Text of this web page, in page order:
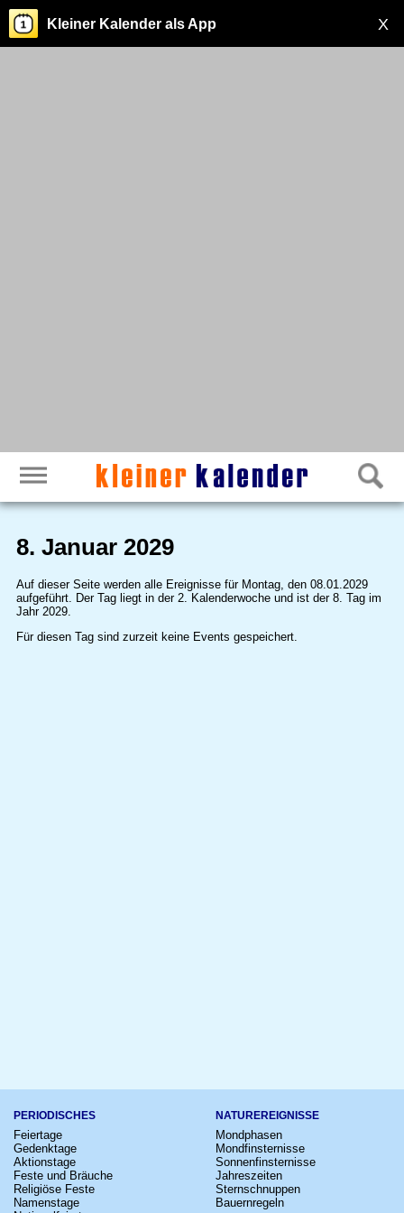
X
Kleiner Kalender als App
8. Januar 2029
Auf dieser Seite werden alle Ereignisse für Montag, den 08.01.2029
aufgeführt. Der Tag liegt in der 2. Kalenderwoche und ist der 8. Tag im
Jahr 2029.
Für diesen Tag sind zurzeit keine Events gespeichert.
PERIODISCHES
Feiertage
Gedenktage
Aktionstage
Feste und Bräuche
Religiöse Feste
Namenstage
NATUREREIGNISSE
Mondphasen
Mondfinsternisse
Sonnenfinsternisse
Jahreszeiten
Sternschnuppen
Bauernregeln